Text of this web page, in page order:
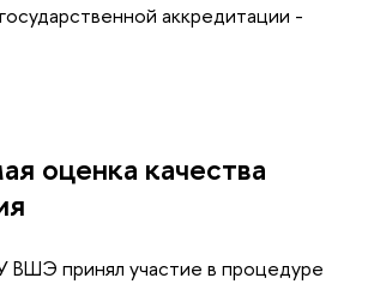
аккредитации -
оценка качества
ВШЭ принял участие в процедуре